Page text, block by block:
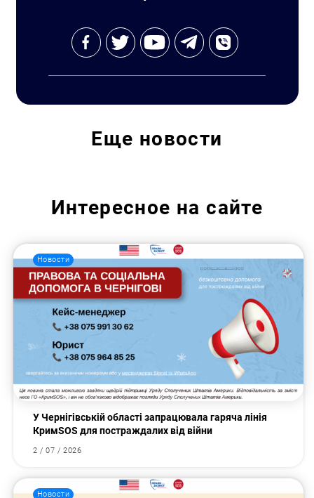
Еще новости
Интересное на сайте
Новости
У Чернігівській області запрацювала гаряча лінія
КримSOS для постраждалих від війни
2 / 07 / 2026
Новости